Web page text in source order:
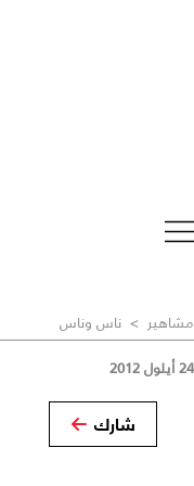
مشاهير > ناس وناس
24 أيلول 2012
شارك